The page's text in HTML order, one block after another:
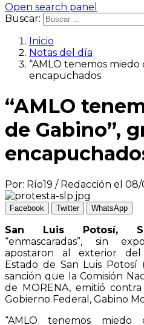
Open search panel
Buscar:
Inicio
Notas del día
“AMLO tenemos miedo
encapuchados
“AMLO
de Gabino”,
Por: Río19 / Redacción el 08/
Facebook Twitter WhatsApp
San Luis Potosí,
“enmascaradas”, sin
apostaron al exterior
Estado de San Luis Potosí
sanción que la Comisión
de MORENA, emitió
Gobierno Federal, Gabino
“AMLO tenemos miedo